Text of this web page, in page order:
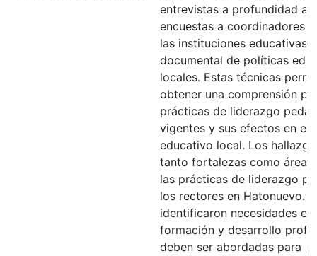
entrevistas a profundidad a
encuestas a coordinadores
las instituciones educativas
documental de políticas
locales. Estas técnicas
obtener una comprensión
prácticas de liderazgo
vigentes y sus efectos en el
educativo local. Los
tanto fortalezas como áreas
las prácticas de liderazgo
los rectores en Hatonuevo.
identificaron necesidades
formación y desarrollo
deben ser abordadas para